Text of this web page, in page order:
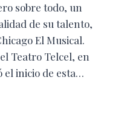
sobre todo, un
de su talento,
El Musical.
Teatro Telcel, en
el inicio de esta…